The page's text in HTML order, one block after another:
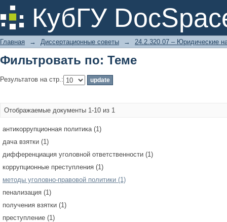
КубГУ
Фильтровать по: Теме
Главная → Диссертационные советы → 24.2.320.07 – Юридические
Фильтровать по: Теме
Результатов на стр.:
Отображаемые документы 1-10 из 1
антикоррупционная политика (1)
дача взятки (1)
дифференциация уголовной ответственности (1)
коррупционные преступления (1)
методы уголовно-правовой политики (1)
пенализация (1)
получения взятки (1)
преступление (1)